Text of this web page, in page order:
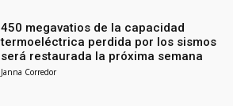
450 megavatios de la capacidad
termoeléctrica perdida por los sismos
será restaurada la próxima semana
Janna Corredor